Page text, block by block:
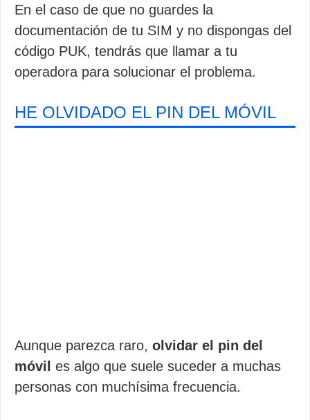
En el caso de que no guardes la
documentación de tu SIM y no dispongas del
código PUK, tendrás que llamar a tu
operadora para solucionar el problema.
HE OLVIDADO EL PIN DEL MÓVIL
Aunque parezca raro, olvidar el pin del
móvil es algo que suele suceder a muchas
personas con muchísima frecuencia.